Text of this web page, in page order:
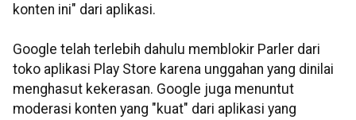
konten ini" dari aplikasi.
Google telah terlebih dahulu memblokir Parler dari
toko aplikasi Play Store karena unggahan yang dinilai
menghasut kekerasan. Google juga menuntut
moderasi konten yang "kuat" dari aplikasi yang